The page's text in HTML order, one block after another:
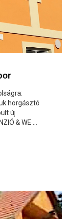
horgásztó
új
& WE ...